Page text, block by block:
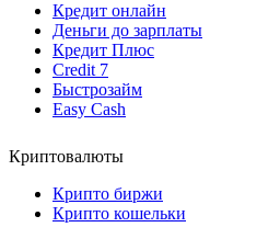
Кредит онлайн
Деньги до зарплаты
Кредит Плюс
Credit 7
Быстрозайм
Easy Cash
Криптовалюты
Крипто биржи
Крипто кошельки